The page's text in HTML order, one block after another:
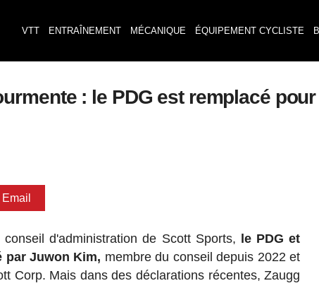
VTT ENTRAÎNEMENT MÉCANIQUE ÉQUIPEMENT CYCLISTE
: le PDG est remplacé
Email
d'administration de Scott Sports,
le PDG et
par Juwon Kim, membre du conseil depuis 2022 et
Corp. Mais dans des déclarations récentes, Zaugg